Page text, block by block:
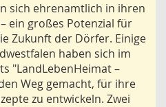
sich ehrenamtlich in ihren
ein großes Potenzial für
Zukunft der Dörfer. Einige
haben sich im
"LandLebenHeimat –
Weg gemacht, für ihre
zu entwickeln. Zwei